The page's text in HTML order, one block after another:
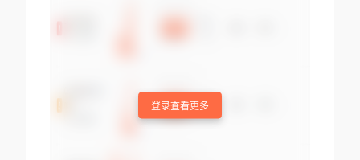
登录查看更多